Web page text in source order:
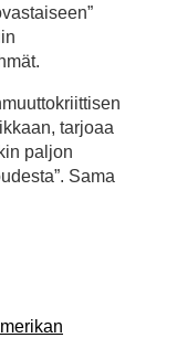
tarjoaa
paljon
Sama